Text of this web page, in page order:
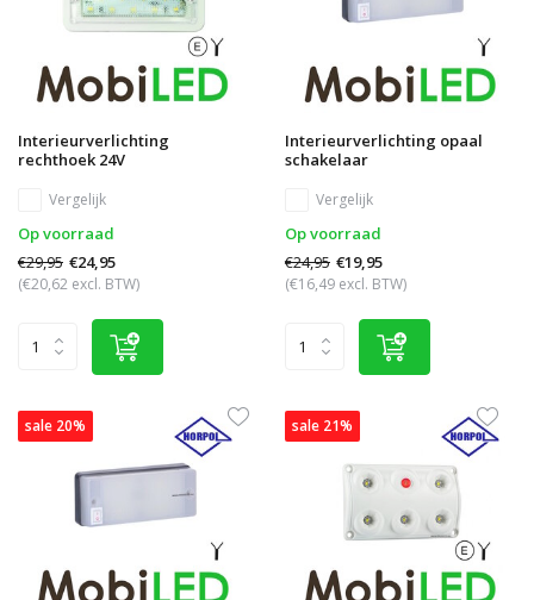
Interieurverlichting
rechthoek 24V
Vergelijk
Op voorraad
€29,95 €24,95
(€20,62 excl. BTW)
Interieurverlichting opaal
schakelaar
Vergelijk
Op voorraad
€24,95 €19,95
(€16,49 excl. BTW)
sale 20% sale 21%